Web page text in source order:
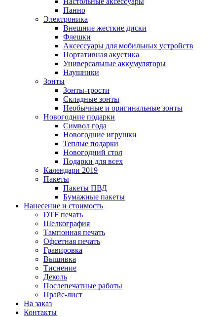
Панно
Электроника
Внешние жесткие диски
Флешки
Аксессуары для мобильных устройств
Портативная акустика
Универсальные аккумуляторы
Наушники
Зонты
Зонты-трости
Складные зонты
Необычные и оригинальные зонты
Новогодние подарки
Символ года
Новогодние игрушки
Теплые подарки
Новогодний стол
Подарки для всех
Календари 2019
Пакеты
Пакеты ПВД
Бумажные пакеты
Нанесение и стоимость
DTF печать
Шелкография
Тампонная печать
Офсетная печать
Гравировка
Вышивка
Тиснение
Деколь
Послепечатные работы
Прайс-лист
На заказ
Контакты